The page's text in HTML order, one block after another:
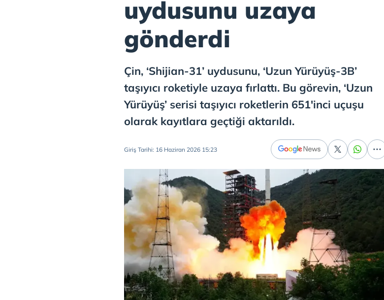
uydusunu uzaya
gönderdi
Çin, ‘Shijian-31’ uydusunu, ‘Uzun Yürüyüş-3B’
taşıyıcı roketiyle uzaya fırlattı. Bu görevin, ‘Uzun
Yürüyüş’ serisi taşıyıcı roketlerin 651'inci uçuşu
olarak kayıtlara geçtiği aktarıldı.
Giriş Tarihi: 16 Haziran 2026 15:23